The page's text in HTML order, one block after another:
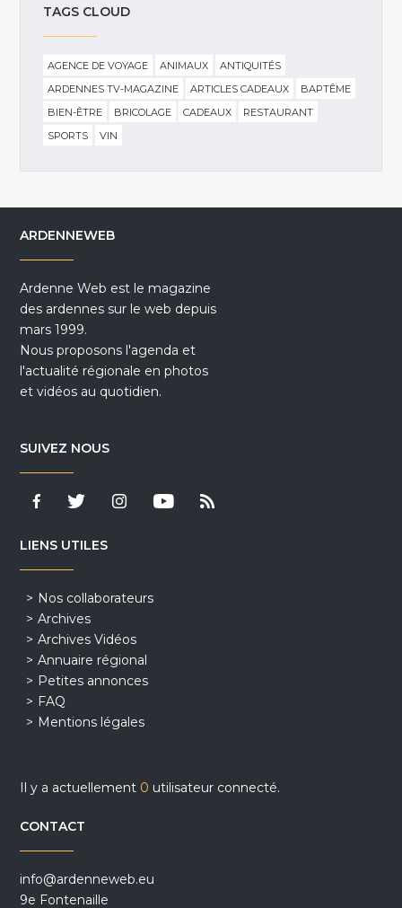
TAGS CLOUD
AGENCE DE VOYAGE ANIMAUX
ANTIQUITÉS
ARDENNES TV-MAGAZINE
ARTICLES CADEAUX
BAPTÊME
BIEN-ÊTRE
BRICOLAGE CADEAUX
RESTAURANT
SPORTS
VIN
ARDENNEWEB
Ardenne Web est le magazine
des ardennes sur le web depuis
mars 1999.
Nous proposons l'agenda et
l'actualité régionale en photos
et vidéos au quotidien.
SUIVEZ NOUS
LIENS UTILES
Nos collaborateurs
Archives
Archives Vidéos
Annuaire régional
Petites annonces
FAQ
Mentions légales
Il y a actuellement 0 utilisateur connecté.
CONTACT
info@ardenneweb.eu
9e Fontenaille